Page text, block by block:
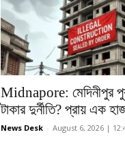
Midnapore: মেদিনীপুর
টাকার দুর্নীতি? প্রায় এক
News Desk - August 6, 2026 |